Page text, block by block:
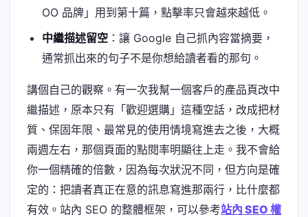
OO 品牌」用到第十篇，點擊率只會越來越低。
中繼描述留空：讓 Google 自己抓內容當摘要，
通常抓出來的句子不是你想給讀者看的那句。
講個自己的觀察。有一次我幫一個客戶的產品頁改中
繼描述，原本只有「歡迎選購」這種空話，改成把材
質、保固年限、最常見的使用情境寫進去之後，大概
兩週左右，那個頁面的點閱率明顯往上走。我不會給
你一個精確的倍數，因為每次狀況不同，但方向是確
定的：把讀者真正在意的訊息寫進那兩行，比什麼都
有效。站內 SEO 的整體框架，可以參考站內 SEO 權